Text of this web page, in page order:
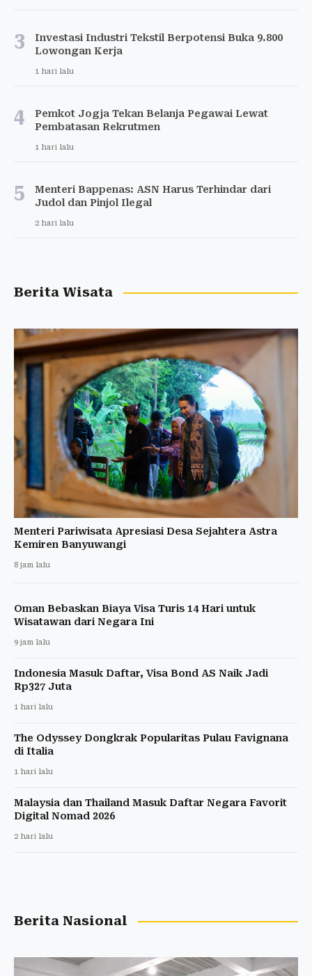
3
Investasi Industri Tekstil Berpotensi Buka 9.800
Lowongan Kerja
1 hari lalu
4
Pemkot Jogja Tekan Belanja Pegawai Lewat
Pembatasan Rekrutmen
1 hari lalu
5
Menteri Bappenas: ASN Harus Terhindar dari
Judol dan Pinjol Ilegal
2 hari lalu
Berita Wisata
Menteri Pariwisata Apresiasi Desa Sejahtera Astra
Kemiren Banyuwangi
8 jam lalu
Oman Bebaskan Biaya Visa Turis 14 Hari untuk
Wisatawan dari Negara Ini
9 jam lalu
Indonesia Masuk Daftar, Visa Bond AS Naik Jadi
Rp327 Juta
1 hari lalu
The Odyssey Dongkrak Popularitas Pulau Favignana
di Italia
1 hari lalu
Malaysia dan Thailand Masuk Daftar Negara Favorit
Digital Nomad 2026
2 hari lalu
Berita Nasional